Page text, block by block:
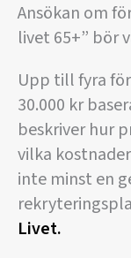
Ansökan om
livet 65+” bör
Upp till fyra
30.000 kr
beskriver hur
vilka
inte minst en
Livet.